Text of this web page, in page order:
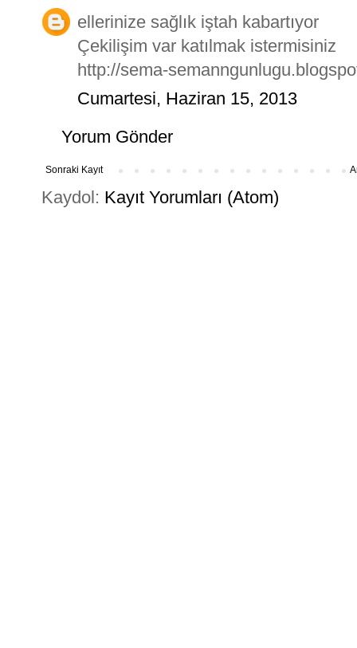
ellerinize sağlık iştah kabartıyor
Çekilişim var katılmak istermisiniz
http://sema-
Cumartesi, Haziran 15, 2013
Yorum Gönder
Sonraki Kayıt
Kaydol: Kayıt Yorumları (Atom)